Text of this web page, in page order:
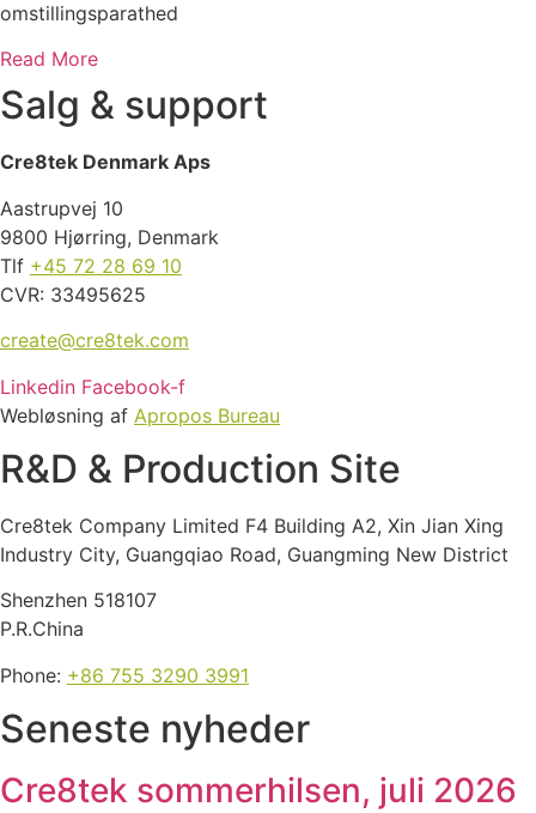
omstillingsparathed
Read More
Salg & support
Cre8tek Denmark Aps
Aastrupvej 10
9800 Hjørring, Denmark
Tlf +45 72 28 69 10
CVR: 33495625
create@cre8tek.com
Linkedin Facebook-f
Webløsning af Apropos Bureau
R&D & Production Site
Cre8tek Company Limited F4 Building A2, Xin Jian Xing
Industry City, Guangqiao Road, Guangming New District
Shenzhen 518107
P.R.China
Phone: +86 755 3290 3991
Seneste nyheder
Cre8tek sommerhilsen, juli 2026